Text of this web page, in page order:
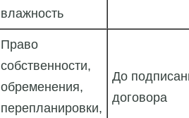
влажность
Право
собственности,
обременения,
перепланировки,
До
договора